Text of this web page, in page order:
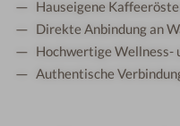
Hauseigene
Direkte Anbindung an
Hochwertige Wellness-
Authentische